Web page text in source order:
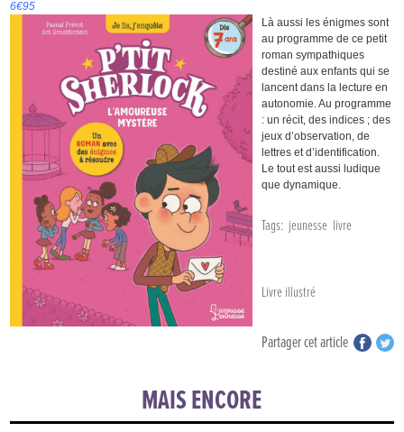
6€95
Là aussi les énigmes sont
au programme de ce petit
roman sympathiques
destiné aux enfants qui se
lancent dans la lecture en
autonomie. Au programme
: un récit, des indices ; des
jeux d’observation, de
lettres et d’identification.
Le tout est aussi ludique
que dynamique.
Tags: jeunesse livre
Livre illustré
Partager cet article
MAIS ENCORE